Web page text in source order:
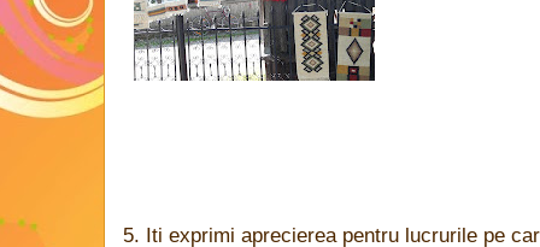
5. Iti exprimi aprecierea pentru lucrurile pe